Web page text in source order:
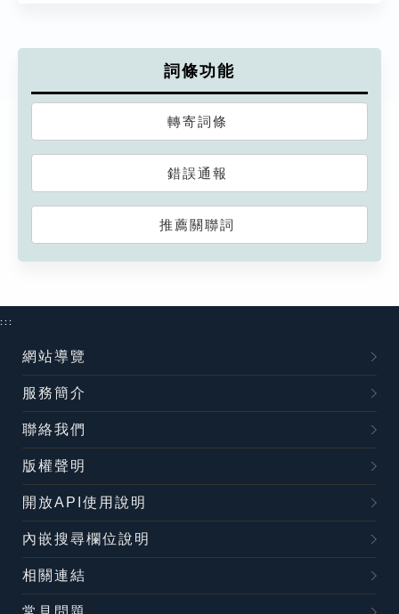
詞條功能
轉寄詞條
錯誤通報
推薦關聯詞
:::
網站導覽
服務簡介
聯絡我們
版權聲明
開放API使用說明
內嵌搜尋欄位說明
相關連結